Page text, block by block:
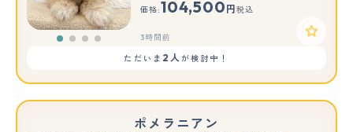
価格:104,500 円 税込
3時間前
ただいま 2人が検討中！
ポメラニアン